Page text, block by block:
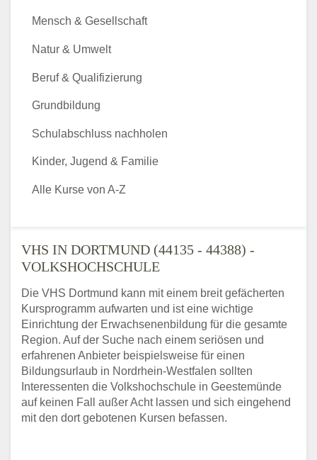
VHS IN DORTMUND (44135 - 44388) -
VOLKSHOCHSCHULE
Die VHS Dortmund kann mit einem breit gefächerten
Kursprogramm aufwarten und ist eine wichtige
Einrichtung der Erwachsenenbildung für die gesamte
Region. Auf der Suche nach einem seriösen und
erfahrenen Anbieter beispielsweise für einen
Bildungsurlaub in Nordrhein-Westfalen sollten
Interessenten die Volkshochschule in Geestemünde
auf keinen Fall außer Acht lassen und sich eingehend
mit den dort gebotenen Kursen befassen.
Mensch & Gesellschaft
Natur & Umwelt
Beruf & Qualifizierung
Grundbildung
Schulabschluss nachholen
Kinder, Jugend & Familie
Alle Kurse von A-Z